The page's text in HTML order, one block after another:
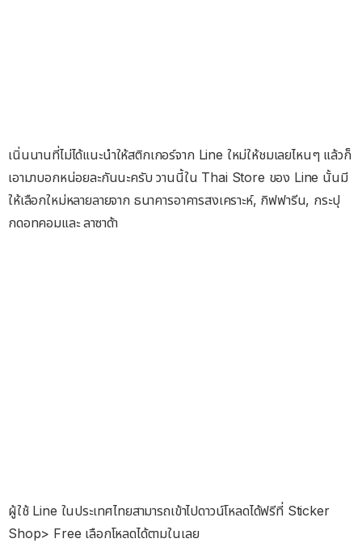
เนิ่นนานที่ไม่ได้แนะนำให้สติกเกอร์จาก Line ใหม่ให้ชมเลยไหนๆ แล้วก็
เอามาบอกหน่อยละกันนะครับ วานนี้ใน Thai Store ของ Line นั้นมี
ให้เลือกใหม่หลายลายจาก ธนาคารอาคารสงเคราะห์, กิฟฟารีน, กระปุ
กดอทคอมและ ลาซาด้า
ผู้ใช้ Line ในประเทศไทยสามารถเข้าไปดาวน์โหลดได้ฟรีที่ Sticker
Shop> Free เลือกโหลดได้ตามในเลย